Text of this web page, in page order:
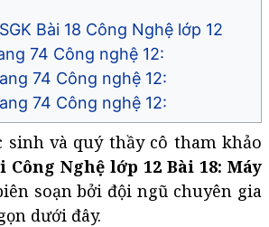
Bài 18 Công Nghệ lớp 12
74 Công nghệ 12:
74 Công nghệ 12:
74 Công nghệ 12:
sinh và quý thầy cô tham khảo
Nghệ lớp 12 Bài 18: Máy
soạn bởi đội ngũ chuyên gia
dưới đây.